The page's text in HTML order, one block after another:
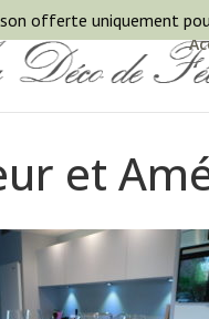
et
offerte uniquement